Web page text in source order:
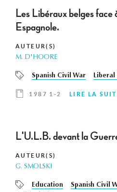
Les Libéraux belges
Espagnole.
AUTEUR(S)
M. D'HOORE
Spanish Civil War Liberal
1987 1-2 LIRE LA
L'U.L.B. devant la
AUTEUR(S)
G. SMOLSKI
Education Spanish Civil